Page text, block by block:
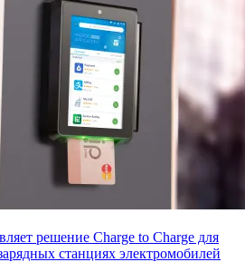
решение Charge to Charge для
станциях электромобилей